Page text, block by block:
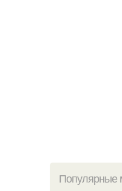
Популярные